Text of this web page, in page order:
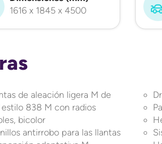
1616 x 1845 x 4500
de aleación ligera M de
estilo 838 M con radios
bicolor
antirrobo para las llantas